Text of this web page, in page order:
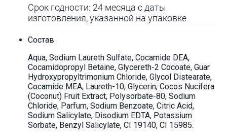
Срок годности: 24 месяца с даты
изготовления, указанной на упаковке
Состав
Aqua, Sodium Laureth Sulfate, Cocamide DEA,
Cocamidopropyl Betaine, Glycereth-2 Cocoate, Guar
Hydroxypropyltrimonium Chloride, Glycol Distearate,
Cocamide MEA, Laureth-10, Glycerin, Cocos Nucifera
(Coconut) Fruit Extract, Polysorbate-80, Sodium
Chloride, Parfum, Sodium Benzoate, Citric Acid,
Sodium Salicylate, Disodium EDTA, Potassium
Sorbate, Benzyl Salicylate, CI 19140, CI 15985.